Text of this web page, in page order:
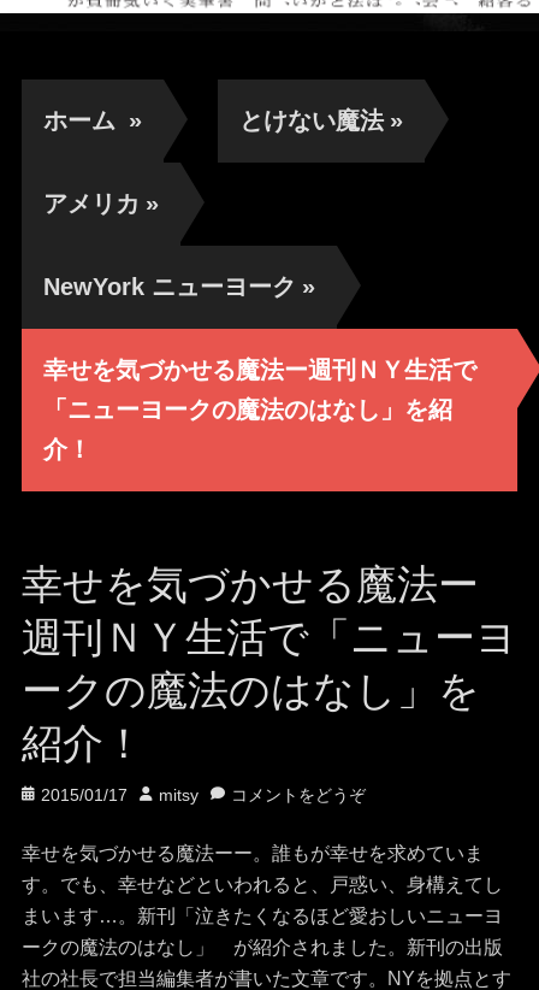
ホーム » とけない魔法 »
アメリカ »
NewYork ニューヨーク »
幸せを気づかせる魔法ー週刊ＮＹ生活で
「ニューヨークの魔法のはなし」を紹
介！
幸せを気づかせる魔法ー
週刊ＮＹ生活で「ニューヨ
ークの魔法のはなし」を
紹介！
投
日
2015/01/17
投
者
mitsy コメントをどうぞ
幸せを気づかせる魔法ーー。誰もが幸せを求めていま
す。でも、幸せなどといわれると、戸惑い、身構えてし
まいます…。新刊「泣きたくなるほど愛おしいニューヨ
ークの魔法のはなし」 が紹介されました。新刊の出版
社の社長で担当編集者が書いた文章です。NYを拠点とす